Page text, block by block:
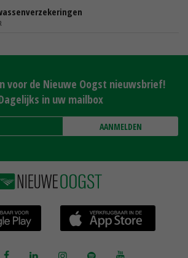
voor de Nieuwe Oogst nieuwsbrief!
in uw mailbox
AANMELDEN